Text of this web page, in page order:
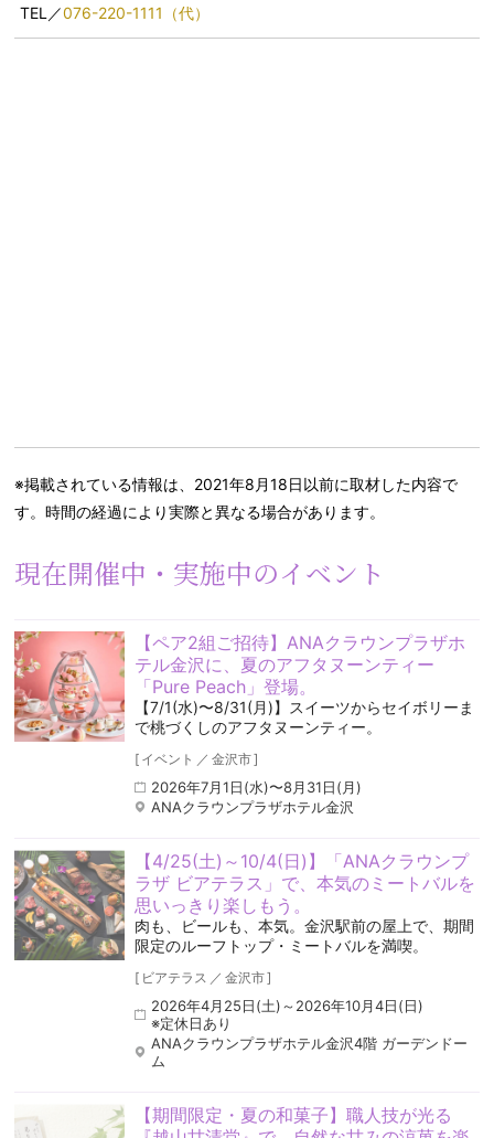
TEL／076-220-1111（代）
※掲載されている情報は、2021年8月18日以前に取材した内容で
す。時間の経過により実際と異なる場合があります。
現在開催中・実施中のイベント
【ペア2組ご招待】ANAクラウンプラザホ
テル金沢に、夏のアフタヌーンティー
「Pure Peach」登場。
【7/1(水)〜8/31(月)】スイーツからセイボリーま
で桃づくしのアフタヌーンティー。
[ イベント ／ 金沢市]
2026年7月1日(水)〜8月31日(月)
ANAクラウンプラザホテル金沢
【4/25(土)～10/4(日)】「ANAクラウンプ
ラザ ビアテラス」で、本気のミートバルを
思いっきり楽しもう。
肉も、ビールも、本気。金沢駅前の屋上で、期間
限定のルーフトップ・ミートバルを満喫。
[ ビアテラス ／ 金沢市]
2026年4月25日(土)～2026年10月4日(日)
※定休日あり
ANAクラウンプラザホテル金沢4階 ガーデンドー
ム
【期間限定・夏の和菓子】職人技が光る